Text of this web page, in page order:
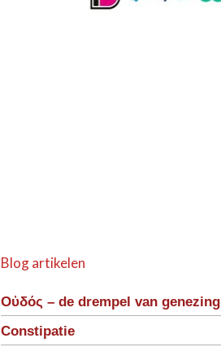
Blog artikelen
Οὐδός – de drempel van genezing
Constipatie